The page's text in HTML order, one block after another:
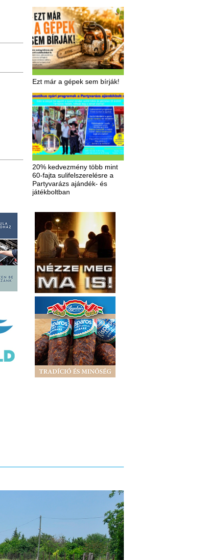
Ezt már a gépek sem bírják!
20% kedvezmény több mint
60-fajta sulifelszerelésre a
Partyvarázs ajándék- és
játékboltban